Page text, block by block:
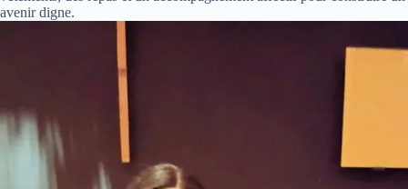
avenir digne.